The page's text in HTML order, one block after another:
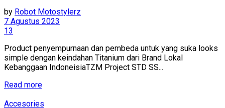
by Robot Motostylerz
7 Agustus 2023
13
Product penyempurnaan dan pembeda untuk yang suka looks
simple dengan keindahan Titanium dari Brand Lokal
Kebanggaan IndoneisiaTZM Project STD SS...
Read more
Accesories